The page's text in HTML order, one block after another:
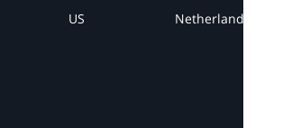
US Netherlands